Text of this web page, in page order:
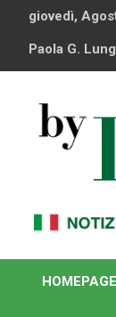
content
giovedì,
Paola G.
By
internazionale
HOMEPAGE